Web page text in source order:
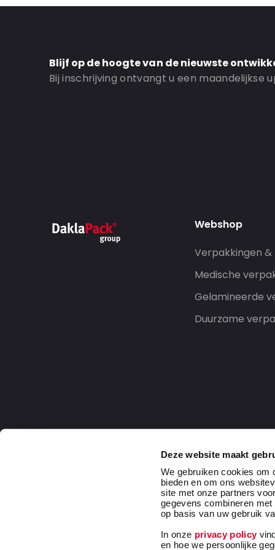
Deze website maakt
We gebruiken cookies om
bieden en om ons
site met onze partners
gegevens combineren
op basis van uw gebruik
In onze privacy policy
en hoe we persoonlijke
Blijf op de hoogte van de nieuwste
Bij inschrijving ontvangt u een
Webshop
Verpakkingen &
Medische
Gelamineerde
Duurzame
2026 DaklaPack Group. All rights